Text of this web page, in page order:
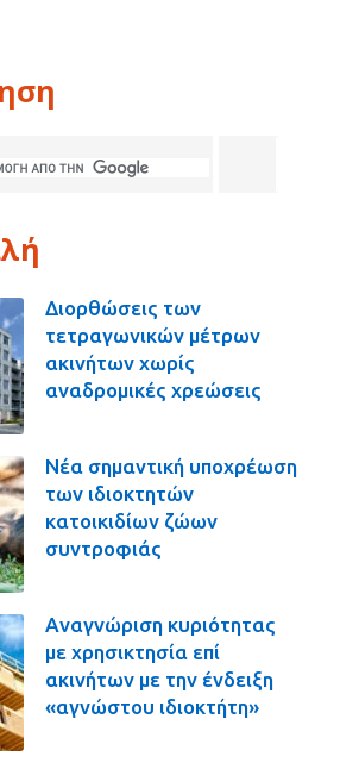
Διορθώσεις των
τετραγωνικών μέτρων
ακινήτων χωρίς
αναδρομικές χρεώσεις
Νέα σημαντική υποχρέωση
των ιδιοκτητών
κατοικιδίων ζώων
συντροφιάς
Αναγνώριση κυριότητας
με χρησικτησία επί
ακινήτων με την ένδειξη
«αγνώστου ιδιοκτήτη»